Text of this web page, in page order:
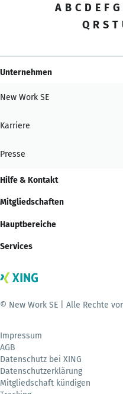
A B C D E F G
Q R S T
Unternehmen
New Work SE
Karriere
Presse
Hilfe & Kontakt
Mitgliedschaften
Hauptbereiche
Services
© New Work SE | Alle Rechte
Impressum
AGB
Datenschutz bei XING
Datenschutzerklärung
Mitgliedschaft kündigen